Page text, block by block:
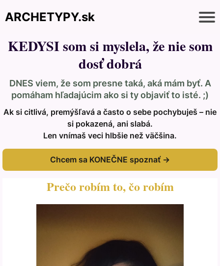
ARCHETYPY.sk
KEDYSI som si myslela, že nie som
dosť dobrá
DNES viem, že som presne taká, aká mám byť. A
pomáham hľadajúcim ako si ty objaviť to isté. ;)
Ak si citlivá, premýšľavá a často o sebe pochybuješ – nie
si pokazená, ani slabá.
Len vnímaš veci hlbšie než väčšina.
Chcem sa KONEČNE spoznať →
Prečo robím to, čo robím